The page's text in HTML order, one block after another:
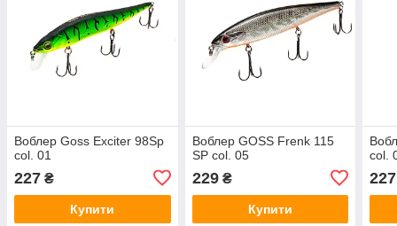
Воблер Goss Exciter 98Sp
col. 01
227 ₴
Купити
Воблер GOSS Frenk 115
SP col. 05
229₴
Купити
col.
227